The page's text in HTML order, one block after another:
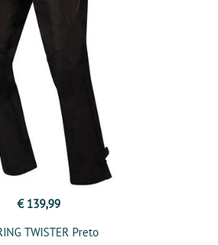
€ 139,99
TWISTER Preto